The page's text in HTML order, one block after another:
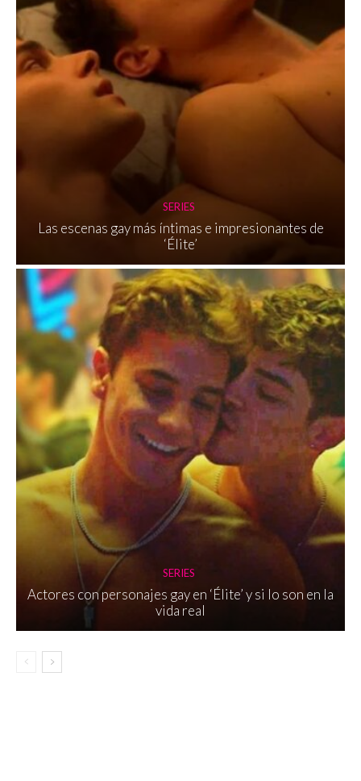
SERIES
Las escenas gay más íntimas e impresionantes de
‘Élite’
SERIES
Actores con personajes gay en ‘Élite’ y si lo son en la
vida real